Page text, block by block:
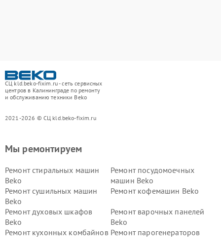
СЦ kld.beko-fixim.ru - сеть сервисных
центров в Калининграде по ремонту
и обслуживанию техники Beko
2021-2026 © СЦ kld.beko-fixim.ru
Мы ремонтируем
Ремонт стиральных машин
Beko
Ремонт посудомоечных
машин Beko
Ремонт сушильных машин
Beko
Ремонт кофемашин Beko
Ремонт духовых шкафов
Beko
Ремонт варочных панелей
Beko
Ремонт кухонных комбайнов Ремонт парогенераторов